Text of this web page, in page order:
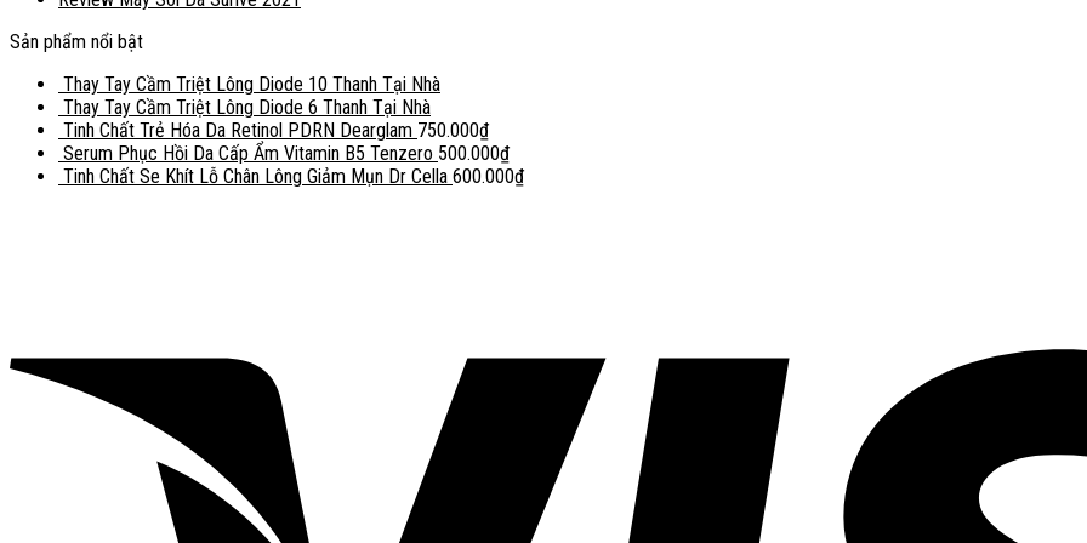
Sản phẩm nổi bật
Thay Tay Cầm Triệt Lông Diode 10 Thanh Tại Nhà
Thay Tay Cầm Triệt Lông Diode 6 Thanh Tại Nhà
Tinh Chất Trẻ Hóa Da Retinol PDRN Dearglam 750.000₫
Serum Phục Hồi Da Cấp Ẩm Vitamin B5 Tenzero 500.000₫
Tinh Chất Se Khít Lỗ Chân Lông Giảm Mụn Dr Cella 600.000₫